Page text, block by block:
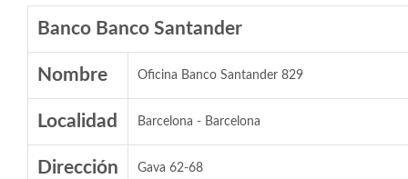
Banco Banco Santander
Nombre Oficina Banco Santander 829
Localidad Barcelona - Barcelona
Dirección Gava 62-68